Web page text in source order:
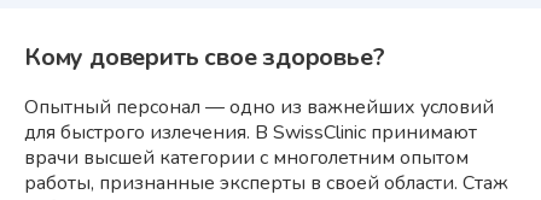
Кому доверить свое здоровье?
Опытный персонал — одно из важнейших условий
для быстрого излечения. В SwissClinic принимают
врачи высшей категории с многолетним опытом
работы, признанные эксперты в своей области. Стаж